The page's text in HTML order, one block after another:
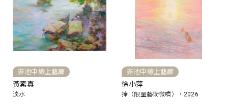
非池中線上藝廊
黃素真
淡水
非池中線上藝廊
徐小萍
捧（限量藝術微噴），2026